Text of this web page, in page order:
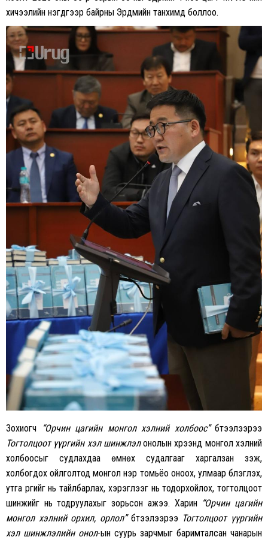
хичээлийн нэгдүгээр байрны Эрдмийн танхимд боллоо.
Зохиогч “Орчин цагийн монгол хэлний холбоос” бүтээлээрээ
Тогтолцоот үүргийн хэл шинжлэлонолын хүрээнд монгол хэлний
холбоосыг судлахдаа өмнөх судалгааг харгалзан үзэж,
холбогдох ойлголтод монгол нэр томьёо оноох, улмаар бүлэглэх,
утга үүргийг нь тайлбарлах, хэрэглээг нь тодорхойлох, тогтолцоот
шинжийг нь тодруулахыг зорьсон ажээ. Харин “Орчин цагийн
монгол хэлний орхил, орлол” бүтээлээрээ Тогтолцоот үүргийн
хэл шинжлэлийн онол-ын суурь зарчмыг баримталсан чанарын